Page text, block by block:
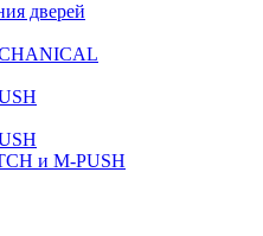
дверей
и M-PUSH